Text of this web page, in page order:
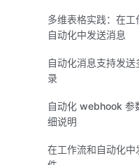
多维表格实践：在工
自动化中发送消息
自动化消息支持发送
录
自动化 webhook 参
细说明
在工作流和自动化中